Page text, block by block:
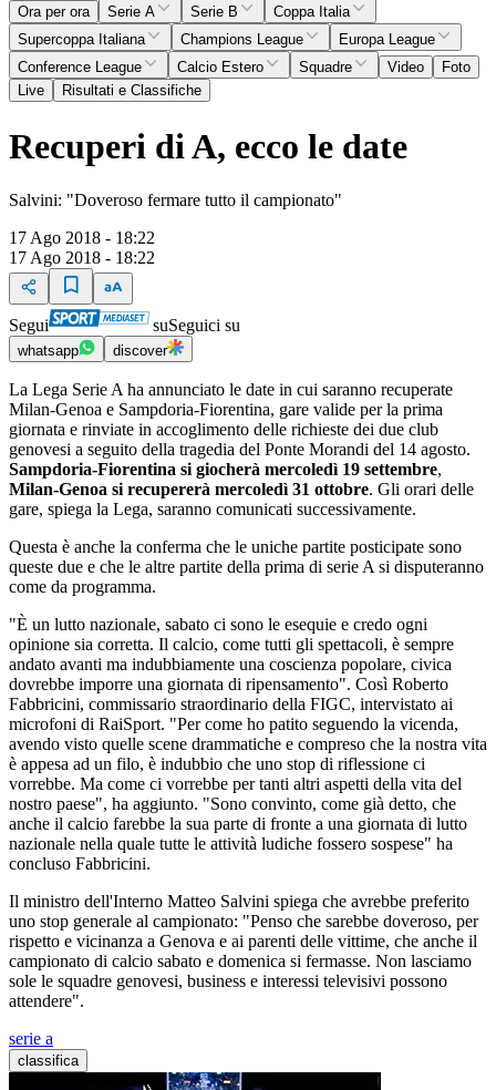
Ora per ora Serie A Serie B
Coppa Italia
Supercoppa Italiana
Champions League
Europa League
Conference League
Calcio Estero Squadre Video
Foto
Live
Risultati e Classifiche
Recuperi di A, ecco le date
Salvini: "Doveroso fermare tutto il campionato"
17 Ago 2018 - 18:22
17 Ago 2018 - 18:22
Segui suSeguici su
whatsapp discover
La Lega Serie A ha annunciato le date in cui saranno recuperate
Milan-Genoa e Sampdoria-Fiorentina, gare valide per la prima
giornata e rinviate in accoglimento delle richieste dei due club
genovesi a seguito della tragedia del Ponte Morandi del 14 agosto.
Sampdoria-Fiorentina si giocherà mercoledì 19 settembre,
Milan-Genoa si recupererà mercoledì 31 ottobre. Gli orari delle
gare, spiega la Lega, saranno comunicati successivamente.
Questa è anche la conferma che le uniche partite posticipate sono
queste due e che le altre partite della prima di serie A si disputeranno
come da programma.
"È un lutto nazionale, sabato ci sono le esequie e credo ogni
opinione sia corretta. Il calcio, come tutti gli spettacoli, è sempre
andato avanti ma indubbiamente una coscienza popolare, civica
dovrebbe imporre una giornata di ripensamento". Così Roberto
Fabbricini, commissario straordinario della FIGC, intervistato ai
microfoni di RaiSport. "Per come ho patito seguendo la vicenda,
avendo visto quelle scene drammatiche e compreso che la nostra vita
è appesa ad un filo, è indubbio che uno stop di riflessione ci
vorrebbe. Ma come ci vorrebbe per tanti altri aspetti della vita del
nostro paese", ha aggiunto. "Sono convinto, come già detto, che
anche il calcio farebbe la sua parte di fronte a una giornata di lutto
nazionale nella quale tutte le attività ludiche fossero sospese" ha
concluso Fabbricini.
Il ministro dell'Interno Matteo Salvini spiega che avrebbe preferito
uno stop generale al campionato: "Penso che sarebbe doveroso, per
rispetto e vicinanza a Genova e ai parenti delle vittime, che anche il
campionato di calcio sabato e domenica si fermasse. Non lasciamo
sole le squadre genovesi, business e interessi televisivi possono
attendere".
serie a
classifica